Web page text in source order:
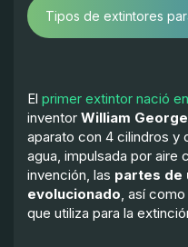
Tipos de extintores
El primer extintor nació en
inventor William
aparato con 4 cilindros y
agua, impulsada por aire
invención, las partes de
evolucionado, así
que utiliza para la